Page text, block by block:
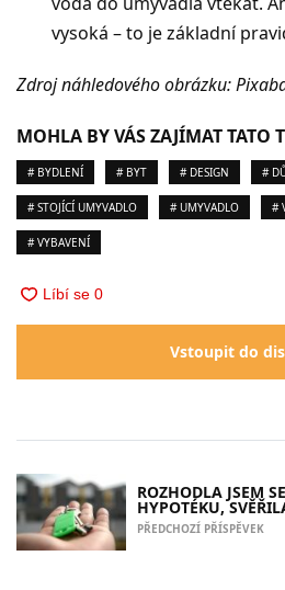
vysoká – to je základní
Zdroj náhledového obrázku:
MOHLA BY VÁS ZAJÍMAT TATO
# BYDLENÍ # BYT # DESIGN #
# STOJÍCÍ UMYVADLO # UMYVADLO #
# VYBAVENÍ
Vstoupit do
ROZHODLA JSEM
HYPOTÉKU,
PŘEDCHOZÍ PŘÍSPĚVEK